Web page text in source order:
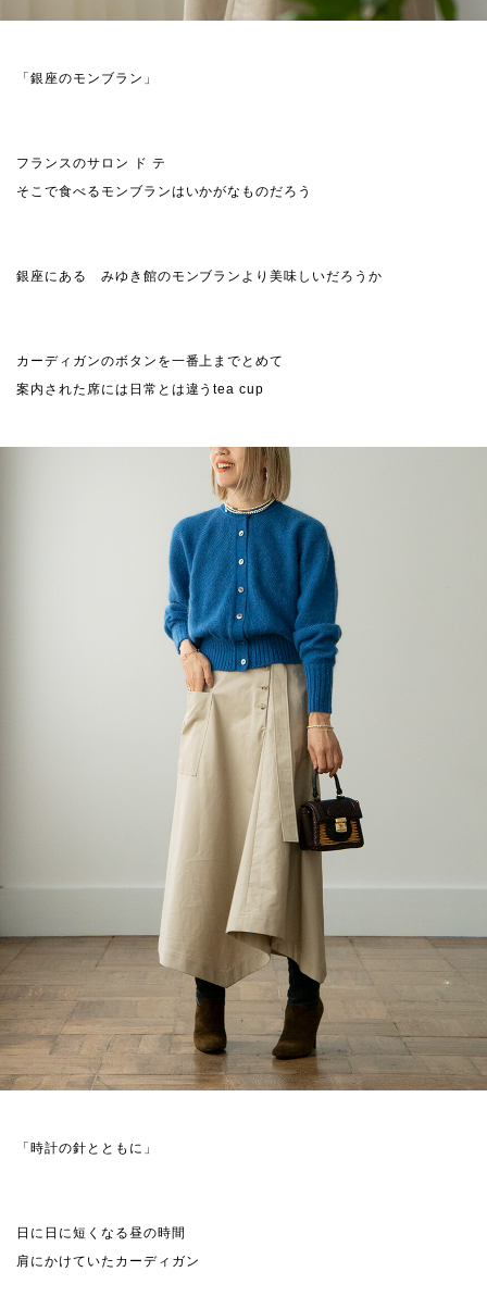
「銀座のモンブラン」
フランスのサロン ド テ
そこで食べるモンブランはいかがなものだろう
銀座にある みゆき館のモンブランより美味しいだろうか
カーディガンのボタンを一番上までとめて
案内された席には日常とは違うtea cup
「時計の針とともに」
日に日に短くなる昼の時間
肩にかけていたカーディガン